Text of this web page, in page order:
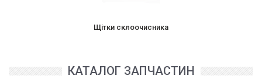
Щітки склоочисника
КАТАЛОГ ЗАПЧАСТИН